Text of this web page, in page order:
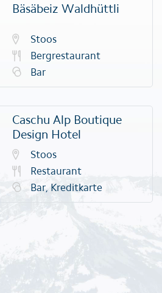
Bäsäbeiz Waldhüttli
Stoos
Bergrestaurant
Bar
Caschu Alp Boutique
Design Hotel
Stoos
Restaurant
Bar, Kreditkarte